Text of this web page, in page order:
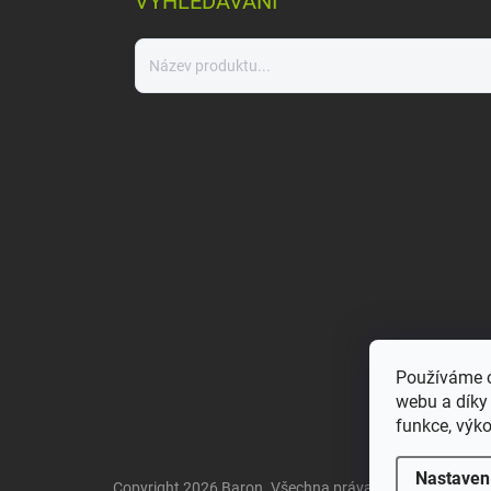
Používáme
webu a
funkce,